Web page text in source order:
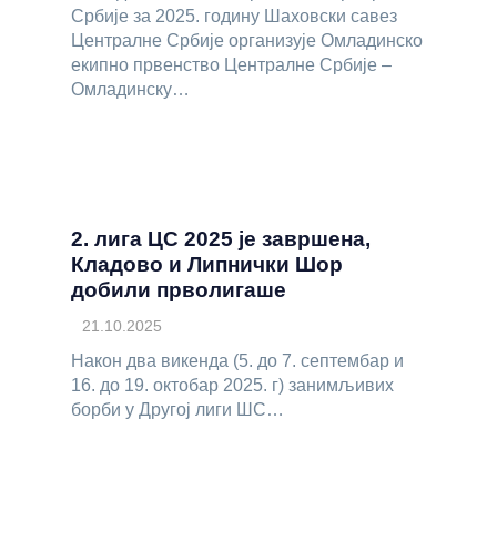
Србије за 2025. годину Шаховски савез
Централне Србије организује Омладинско
екипно првенство Централне Србије –
Омладинску…
2. лига ЦС 2025 је завршена,
Кладово и Липнички Шор
добили прволигаше
21.10.2025
Након два викенда (5. до 7. септембар и
16. до 19. октобар 2025. г) занимљивих
борби у Другој лиги ШС…